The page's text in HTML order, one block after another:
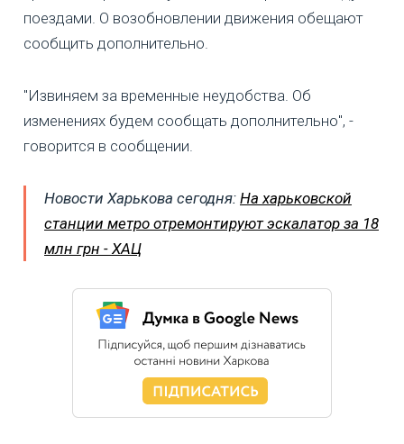
поездами. О возобновлении движения обещают
сообщить дополнительно.
"Извиняем за временные неудобства. Об
изменениях будем сообщать дополнительно", -
говорится в сообщении.
Новости Харькова сегодня: На харьковской
станции метро отремонтируют эскалатор за 18
млн грн - ХАЦ